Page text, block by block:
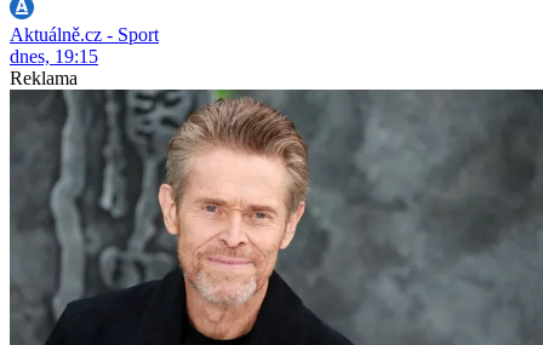
Aktuálně.cz - Sport
dnes, 19:15
Reklama